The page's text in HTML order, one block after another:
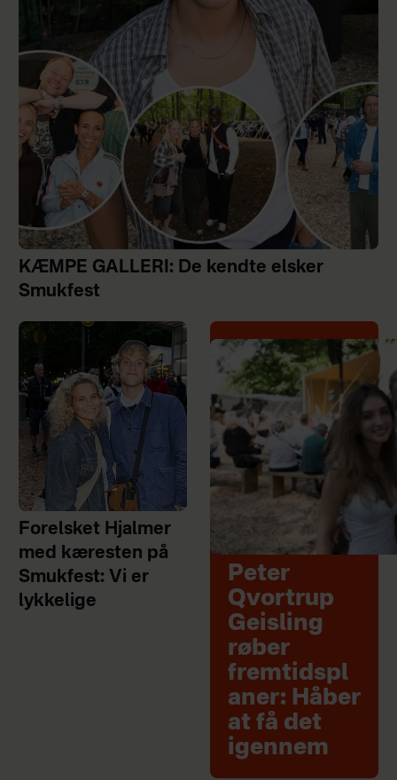
KÆMPE GALLERI: De kendte elsker
Smukfest
Forelsket Hjalmer
med kæresten på
Smukfest: Vi er
lykkelige
Peter
Qvortrup
Geisling
røber
fremtidspl
aner: Håber
at få det
igennem